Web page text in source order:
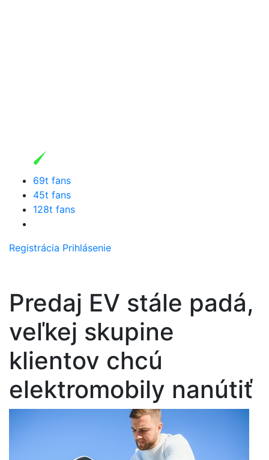
69t fans
45t fans
128t fans
Registrácia Prihlásenie
Predaj EV stále padá,
veľkej skupine
klientov chcú
elektromobily nanútiť